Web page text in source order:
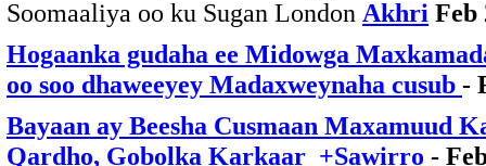
Soomaaliya oo ku Sugan London Akhri Feb
Hogaanka gudaha ee Midowga
oo soo dhaweeyey Madaxweynaha cusub -
Bayaan ay Beesha Cusmaan Maxamuud
Qardho, Gobolka Karkaar +Sawirro -